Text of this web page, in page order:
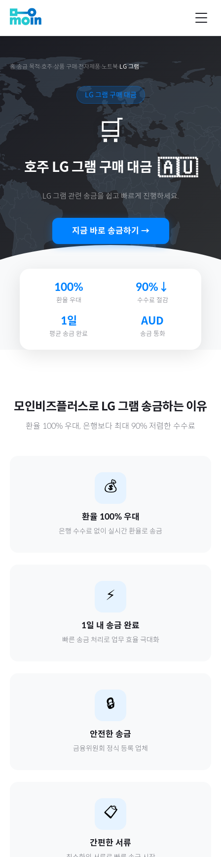
홈›송금 목적›호주›상품 구매 ›전자제품›노트북›LG 그램
LG 그램 구매 대금
🛒
호주 LG 그램 구매 대금 🇦🇺
LG 그램 관련 송금을 쉽고 빠르게 진행하세요.
지금 바로 송금하기 →
100%
환율 우대
90%↓
수수료 절감
1일
평균 송금 완료
AUD
송금 통화
모인비즈플러스로 LG 그램 송금하는 이유
환율 100% 우대, 은행보다 최대 90% 저렴한 수수료
💰
환율 100% 우대
은행 수수료 없이 실시간 환율로 송금
⚡
1일 내 송금 완료
빠른 송금 처리로 업무 효율 극대화
🔒
안전한 송금
금융위원회 정식 등록 업체
📋
간편한 서류